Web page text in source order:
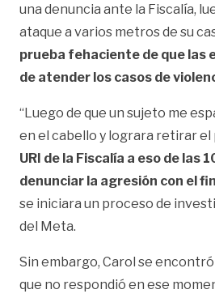
una denuncia ante la Fiscalía,
ataque a varios metros de su
prueba fehaciente de que las
de atender los casos de
“Luego de que un sujeto me
en el cabello y lograra retirar el
URI de la Fiscalía a eso de las
denunciar la agresión con el
se iniciara un proceso de
del Meta.
Sin embargo, Carol se
que no respondió en ese